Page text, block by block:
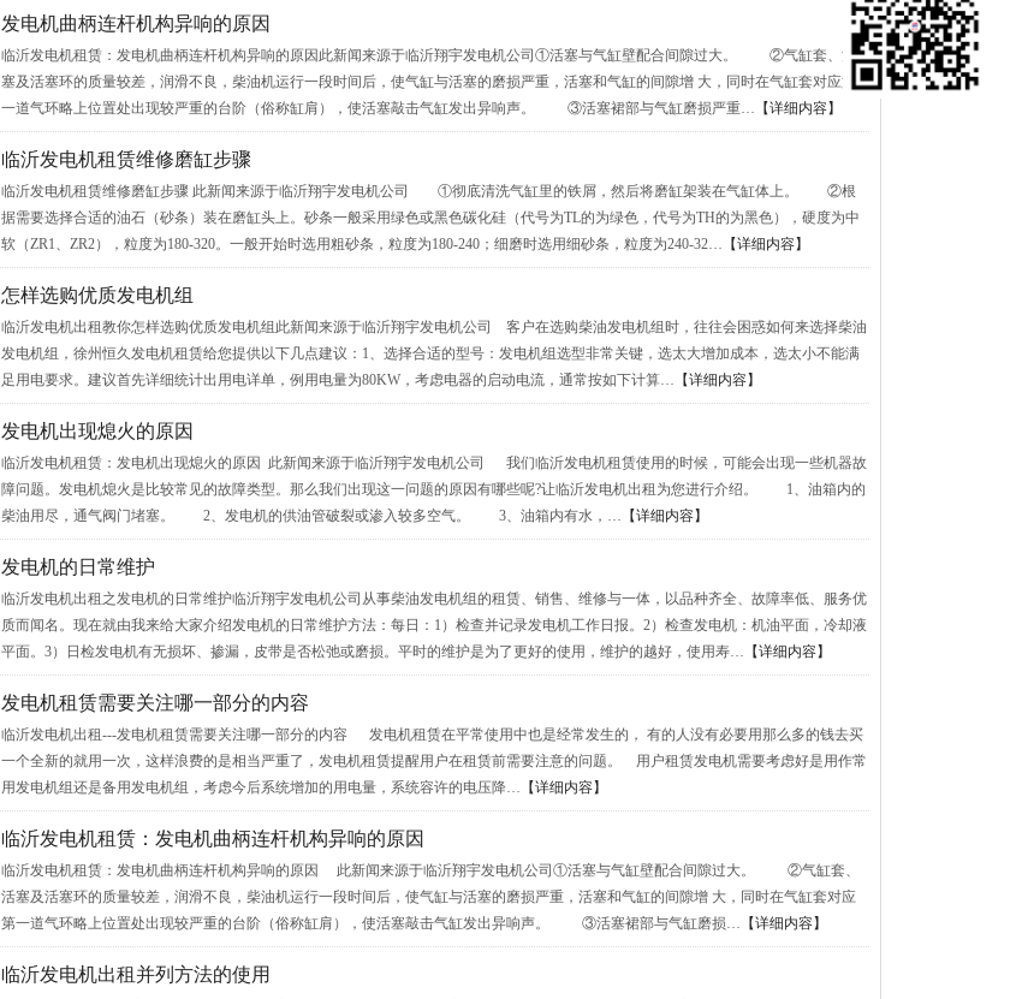
发电机曲柄连杆机构异响的原因
临沂发电机租赁：发电机曲柄连杆机构异响的原因此新闻来源于临沂翔宇发电机公司①活塞与气缸壁配合间隙过大。 ②气缸套、活
塞及活塞环的质量较差，润滑不良，柴油机运行一段时间后，使气缸与活塞的磨损严重，活塞和气缸的间隙增 大，同时在气缸套对应第
一道气环略上位置处出现较严重的台阶（俗称缸肩），使活塞敲击气缸发出异响声。 ③活塞裙部与气缸磨损严重… 【详细内容】
临沂发电机租赁维修磨缸步骤
临沂发电机租赁维修磨缸步骤 此新闻来源于临沂翔宇发电机公司 ①彻底清洗气缸里的铁屑，然后将磨缸架装在气缸体上。 ②根
据需要选择合适的油石（砂条）装在磨缸头上。砂条一般采用绿色或黑色碳化硅（代号为TL的为绿色，代号为TH的为黑色），硬度为中
软（ZR1、ZR2），粒度为180-320。一般开始时选用粗砂条，粒度为180-240；细磨时选用细砂条，粒度为240-32… 【详细内容】
怎样选购优质发电机组
临沂发电机出租教你怎样选购优质发电机组此新闻来源于临沂翔宇发电机公司 客户在选购柴油发电机组时，往往会困惑如何来选择柴油
发电机组，徐州恒久发电机租赁给您提供以下几点建议：1、选择合适的型号：发电机组选型非常关键，选太大增加成本，选太小不能满
足用电要求。建议首先详细统计出用电详单，例用电量为80KW，考虑电器的启动电流，通常按如下计算… 【详细内容】
发电机出现熄火的原因
临沂发电机租赁：发电机出现熄火的原因 此新闻来源于临沂翔宇发电机公司 我们临沂发电机租赁使用的时候，可能会出现一些机器故
障问题。发电机熄火是比较常见的故障类型。那么我们出现这一问题的原因有哪些呢?让临沂发电机出租为您进行介绍。 1、油箱内的
柴油用尽，通气阀门堵塞。 2、发电机的供油管破裂或渗入较多空气。 3、油箱内有水，… 【详细内容】
发电机的日常维护
临沂发电机出租之发电机的日常维护临沂翔宇发电机公司从事柴油发电机组的租赁、销售、维修与一体，以品种齐全、故障率低、服务优
质而闻名。现在就由我来给大家介绍发电机的日常维护方法：每日：1）检查并记录发电机工作日报。2）检查发电机：机油平面，冷却液
平面。3）日检发电机有无损坏、掺漏，皮带是否松弛或磨损。平时的维护是为了更好的使用，维护的越好，使用寿… 【详细内容】
发电机租赁需要关注哪一部分的内容
临沂发电机出租---发电机租赁需要关注哪一部分的内容 发电机租赁在平常使用中也是经常发生的， 有的人没有必要用那么多的钱去买
一个全新的就用一次，这样浪费的是相当严重了，发电机租赁提醒用户在租赁前需要注意的问题。 用户租赁发电机需要考虑好是用作常
用发电机组还是备用发电机组，考虑今后系统增加的用电量，系统容许的电压降… 【详细内容】
临沂发电机租赁​：发电机曲柄连杆机构异响的原因
临沂发电机租赁：发电机曲柄连杆机构异响的原因 此新闻来源于临沂翔宇发电机公司①活塞与气缸壁配合间隙过大。 ②气缸套、
活塞及活塞环的质量较差，润滑不良，柴油机运行一段时间后，使气缸与活塞的磨损严重，活塞和气缸的间隙增 大，同时在气缸套对应
第一道气环略上位置处出现较严重的台阶（俗称缸肩），使活塞敲击气缸发出异响声。 ③活塞裙部与气缸磨损… 【详细内容】
临沂发电机出租并列方法的使用